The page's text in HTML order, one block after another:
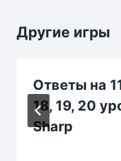
Другие игры
Ответы на
18, 19, 20
Sharp